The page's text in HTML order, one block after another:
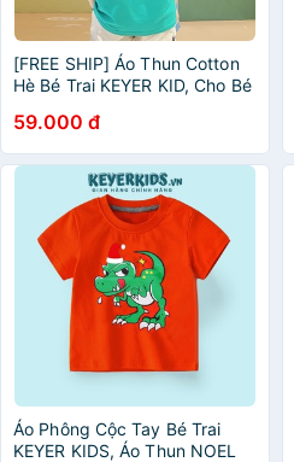
[FREE SHIP] Áo Thun Cotton
Hè Bé Trai KEYER KID, Cho Bé
Thun mát Họa Tiết in Sắc Nét
AT16
59.000 đ
Áo Phông Cộc Tay Bé Trai
KEYER KIDS, Áo Thun NOEL